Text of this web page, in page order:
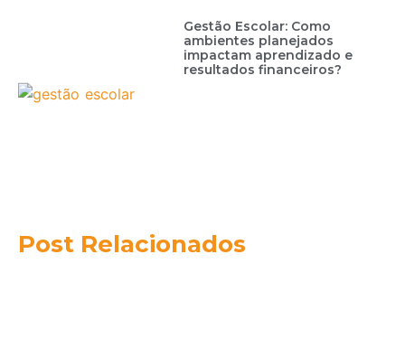
Gestão Escolar: Como
ambientes planejados
impactam aprendizado e
resultados financeiros?
Post Relacionados